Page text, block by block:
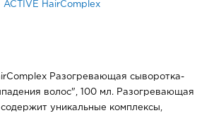
ACTIVE HairComplex
Разогревающая сыворотка-
волос", 100 мл. Разогревающая
уникальные комплексы,